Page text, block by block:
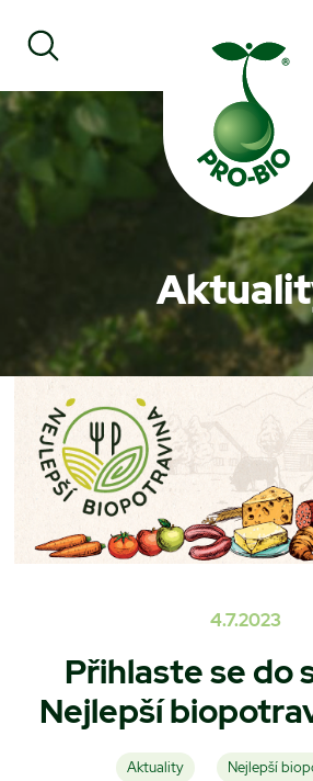
Prohledat PRO-
4.7.2023
Přihlaste se do
Nejlepší
Aktuality Nejlepší